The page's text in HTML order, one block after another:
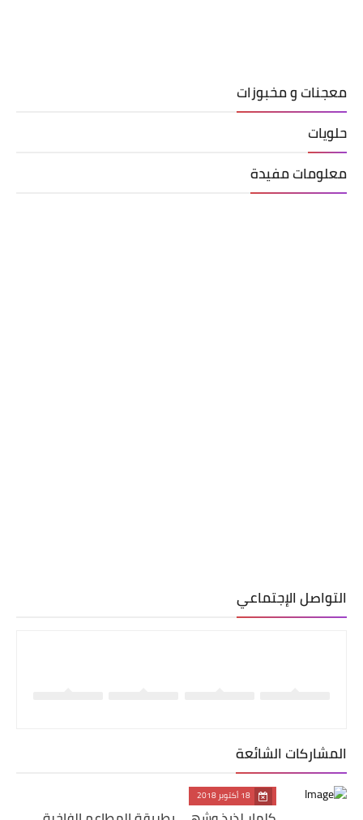
معجنات و مخبوزات
حلويات
معلومات مفيدة
التواصل الإجتماعي
المشاركات الشائعة
18 أكتوبر 2018